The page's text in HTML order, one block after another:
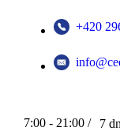
+420
7:00 - 21:00 / 7